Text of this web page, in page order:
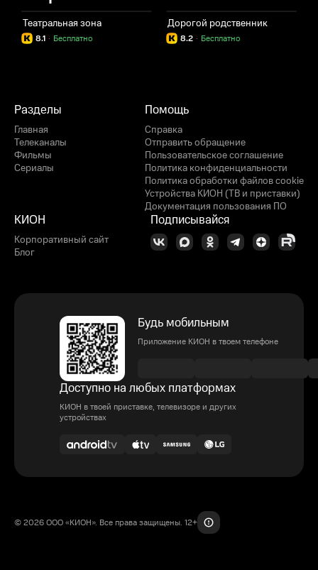
Театральная зона
8.1 Бесплатно
·
Дорогой родственник
8.2 Бесплатно
·
Разделы
Главная
Телеканалы
Фильмы
Сериалы
Помощь
Справка
Отправить обращение
Пользовательское соглашение
Политика конфиденциальности
Политика обработки файлов cookie
Устройства КИОН (ТВ и приставки)
Документация пользования ПО
КИОН
Корпоративный сайт
Блог
Подписывайся
Будь мобильным
Приложение КИОН в твоем телефоне
Доступно на любых платформах
КИОН в твоей приставке, телевизоре и других
устройствах
© 2026 ООО «КИОН». Все права защищены. 12+